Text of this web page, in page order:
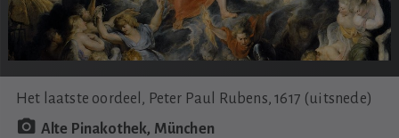
Het laatste oordeel, Peter Paul Rubens, 1617 (uitsnede)
Alte Pinakothek, München